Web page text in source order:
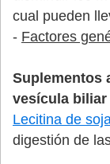
cual pueden
- Factores
Suplementos
vesícula
Lecitina de
digestión de